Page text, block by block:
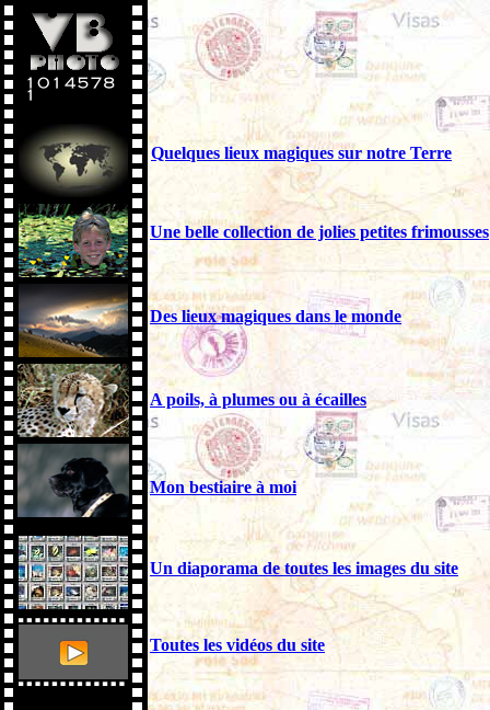
Quelques lieux magiques sur notre Terre
Une belle collection de jolies petites frimousses
Des lieux magiques dans le monde
A poils, à plumes ou à écailles
Mon bestiaire à moi
Un diaporama de toutes les images du site
Toutes les vidéos du site